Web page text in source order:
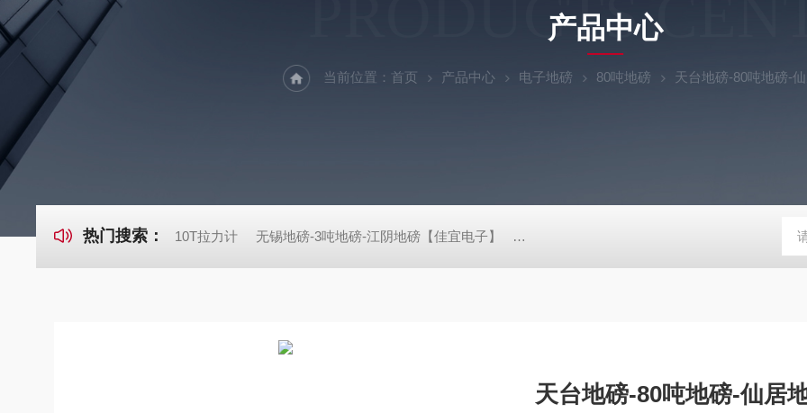
PRODUCTS
产品中心
当前位置： 首页 产品中心 电子地磅 80吨地磅 天台地磅-80吨地磅-
热门搜索： 10T拉力计 无锡地磅-3吨地磅-江阴地磅【佳宜电子】 80吨地磅常规尺寸|80吨地磅标准宽度-【上海佳
天台地磅-80吨地磅-仙居